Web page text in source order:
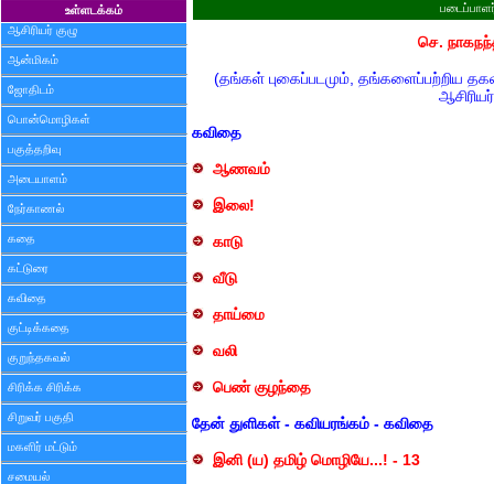
உள்ளடக்கம்
ஆசிரியர் குழு
ஆன்மிகம்
ஜோதிடம்
பொன்மொழிகள்
பகுத்தறிவு
அடையாளம்
நேர்காணல்
கதை
கட்டுரை
கவிதை
குட்டிக்கதை
குறுந்தகவல்
சிரிக்க சிரிக்க
சிறுவர் பகுதி
மகளிர் மட்டும்
சமையல்
செ.
(தங்கள் புகைப்படமும், தங்களைப்பற்றிய
கவிதை
ஆணவம்
இலை!
காடு
வீடு
தாய்மை
வலி
பெண் குழந்தை
தேன் துளிகள் - கவியரங்கம் - கவிதை
இனி (ய) தமிழ் மொழியே...! - 13